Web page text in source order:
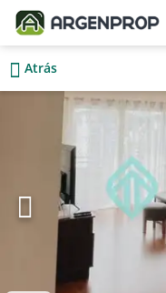
Atrás